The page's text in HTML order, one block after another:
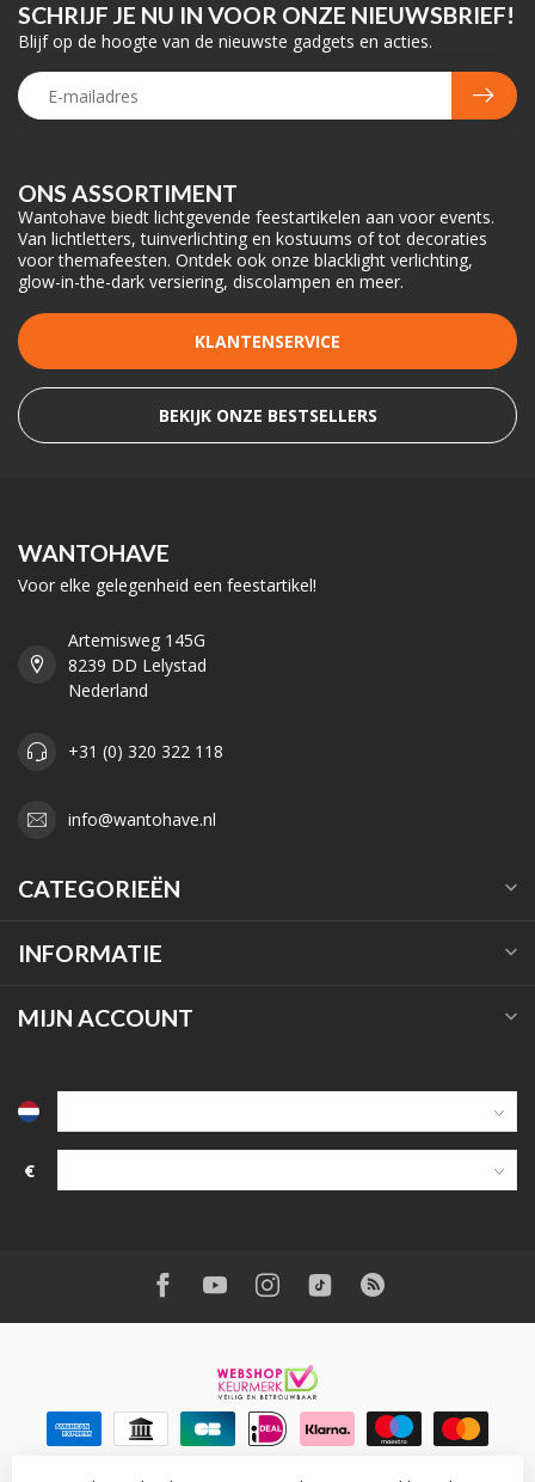
ONS ASSORTIMENT
Wantohave biedt lichtgevende feestartikelen aan voor events.
Van lichtletters, tuinverlichting en kostuums of tot decoraties
voor themafeesten. Ontdek ook onze blacklight verlichting,
glow-in-the-dark versiering, discolampen en meer.
KLANTENSERVICE
BEKIJK ONZE BESTSELLERS
SCHRIJF JE NU IN VOOR ONZE NIEUWSBRIEF!
Blijf op de hoogte van de nieuwste gadgets en acties.
WANTOHAVE
Voor elke gelegenheid een feestartikel!
Artemisweg 145G
8239 DD Lelystad
Nederland
+31 (0) 320 322 118
info@wantohave.nl
CATEGORIEËN
INFORMATIE
MIJN ACCOUNT
€